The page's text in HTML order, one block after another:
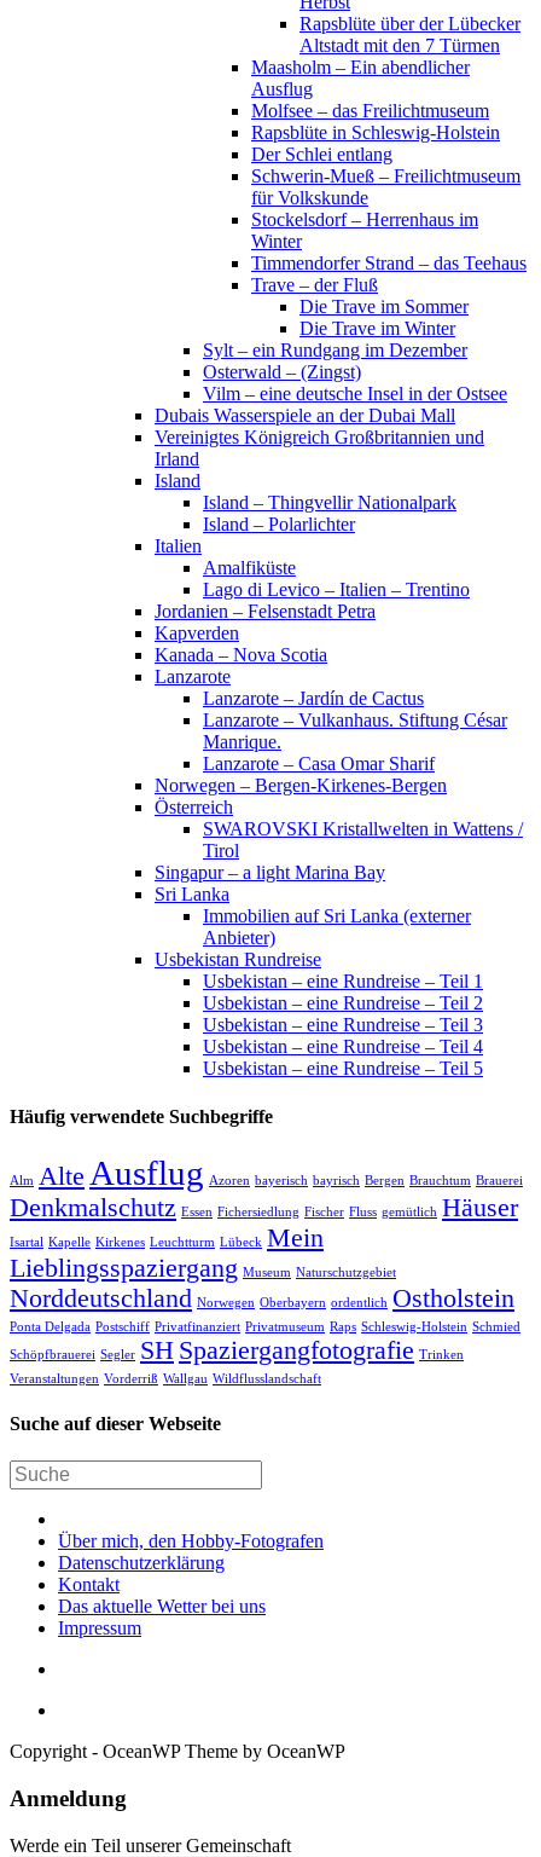
Rapsblüte über der Lübecker
Altstadt mit den 7 Türmen
Maasholm – Ein abendlicher
Ausflug
Molfsee – das Freilichtmuseum
Rapsblüte in Schleswig-Holstein
Der Schlei entlang
Schwerin-Mueß – Freilichtmuseum
für Volkskunde
Stockelsdorf – Herrenhaus im
Winter
Timmendorfer Strand – das Teehaus
Trave – der Fluß
Die Trave im Sommer
Die Trave im Winter
Sylt – ein Rundgang im Dezember
Osterwald – (Zingst)
Vilm – eine deutsche Insel in der Ostsee
Dubais Wasserspiele an der Dubai Mall
Vereinigtes Königreich Großbritannien und
Irland
Island
Island – Thingvellir Nationalpark
Island – Polarlichter
Italien
Amalfiküste
Lago di Levico – Italien – Trentino
Jordanien – Felsenstadt Petra
Kapverden
Kanada – Nova Scotia
Lanzarote
Lanzarote – Jardín de Cactus
Lanzarote – Vulkanhaus. Stiftung César
Manrique.
Lanzarote – Casa Omar Sharif
Norwegen – Bergen-Kirkenes-Bergen
Österreich
SWAROVSKI Kristallwelten in Wattens /
Tirol
Singapur – a light Marina Bay
Sri Lanka
Immobilien auf Sri Lanka (externer
Anbieter)
Usbekistan Rundreise
Usbekistan – eine Rundreise – Teil 1
Usbekistan – eine Rundreise – Teil 2
Usbekistan – eine Rundreise – Teil 3
Usbekistan – eine Rundreise – Teil 4
Usbekistan – eine Rundreise – Teil 5
Häufig verwendete Suchbegriffe
Alm Alte Ausflug Azoren bayerisch bayrisch Bergen Brauchtum Brauerei
Denkmalschutz Essen Fichersiedlung Fischer Fluss gemütlich Häuser
Isartal Kapelle Kirkenes Leuchtturm Lübeck Mein
Lieblingsspaziergang Museum Naturschutzgebiet
Norddeutschland Norwegen Oberbayern ordentlich Ostholstein
Ponta Delgada Postschiff Privatfinanziert Privatmuseum Raps Schleswig-Holstein Schmied
Schöpfbrauerei Segler SH Spaziergangfotografie Trinken
Veranstaltungen Vorderriß Wallgau Wildflusslandschaft
Suche auf dieser Webseite
Über mich, den Hobby-Fotografen
Datenschutzerklärung
Kontakt
Das aktuelle Wetter bei uns
Impressum
Copyright - OceanWP Theme by OceanWP
Anmeldung
Werde ein Teil unserer Gemeinschaft